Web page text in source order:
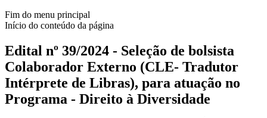
Fim do menu principal
Início do conteúdo da página
Edital nº 39/2024 - Seleção de bolsista
Colaborador Externo (CLE- Tradutor
Intérprete de Libras), para atuação no
Programa - Direito à Diversidade